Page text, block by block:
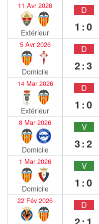
11 Avr 2026
Extérieur
D
1:0
5 Avr 2026
Domicile
D
2:3
14 Mar 2026
Extérieur
D
1:0
8 Mar 2026
Domicile
V
3:2
1 Mar 2026
Domicile
V
1:0
22 Fév 2026 D